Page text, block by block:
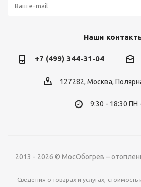
Наши
+7 (499) 344-31-04
127282, Москва,
9:30 - 18:30 ПН
2013 - 2026 © МосОбогрев –
Сведения о товарах и услугах,